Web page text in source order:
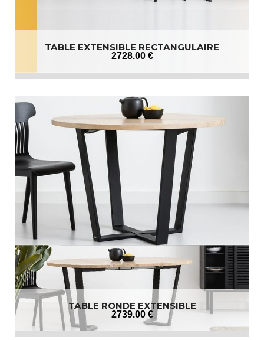
TABLE EXTENSIBLE RECTANGULAIRE
2728.00 €
TABLE RONDE EXTENSIBLE
2739.00 €